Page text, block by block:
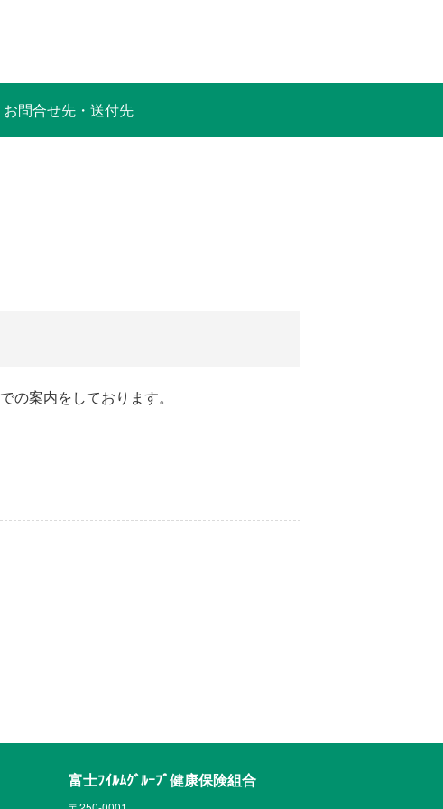
お問合せ先・送付先
での案内をしております。
富士ﾌｲﾙﾑｸﾞﾙｰﾌﾟ健康保険組合